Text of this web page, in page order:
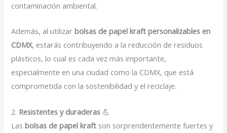
contaminación ambiental.
Además, al utilizarbolsas de papel kraft personalizables en
CDMX, estarás contribuyendo a la reducción de residuos
plásticos, lo cual es cada vez más importante,
especialmente en una ciudad como la CDMX, que está
comprometida con la sostenibilidad y el reciclaje.
2. Resistentes y duraderas 💪
Lasbolsas de papel kraft son sorprendentemente fuertes y